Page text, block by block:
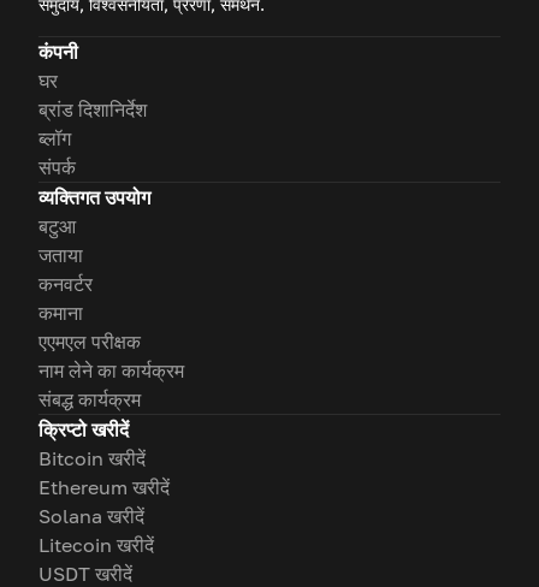
कंपनी
घर
ब्रांड दिशानिर्देश
ब्लॉग
संपर्क
व्यक्तिगत उपयोग
बटुआ
जताया
कनवर्टर
कमाना
एएमएल परीक्षक
नाम लेने का कार्यक्रम
संबद्ध कार्यक्रम
क्रिप्टो खरीदें
Bitcoin खरीदें
Ethereum खरीदें
Solana खरीदें
Litecoin खरीदें
USDT खरीदें